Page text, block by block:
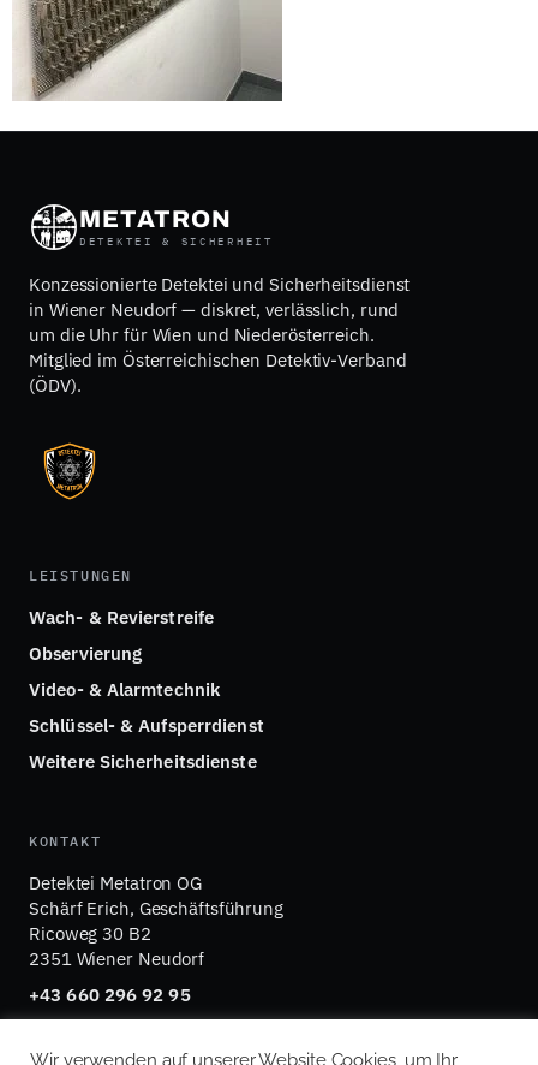
METATRON
DETEKTEI & SICHERHEIT
Konzessionierte Detektei und Sicherheitsdienst
in Wiener Neudorf — diskret, verlässlich, rund
um die Uhr für Wien und Niederösterreich.
Mitglied im Österreichischen Detektiv-Verband
(ÖDV).
LEISTUNGEN
Wach- & Revierstreife
Observierung
Video- & Alarmtechnik
Schlüssel- & Aufsperrdienst
Weitere Sicherheitsdienste
KONTAKT
Detektei Metatron OG
Schärf Erich, Geschäftsführung
Ricoweg 30 B2
2351 Wiener Neudorf
+43 660 296 92 95
Wir verwenden auf unserer Website Cookies, um Ihr